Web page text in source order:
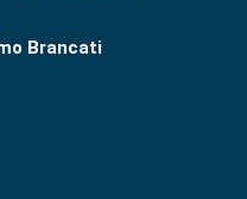
Brancati